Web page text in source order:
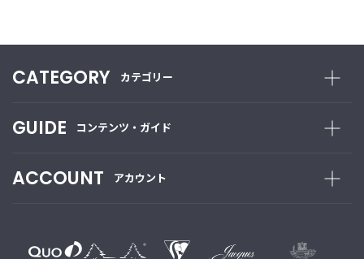
ら
・
着
商
CATEGORY カテゴリー
GUIDE コンテンツ・ガイド
ACCOUNT アカウント